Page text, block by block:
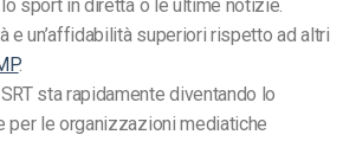
sport in diretta o le ultime notizie.
e un’affidabilità superiori rispetto ad altri
.
starapidamente diventando lo
per le organizzazioni mediatiche